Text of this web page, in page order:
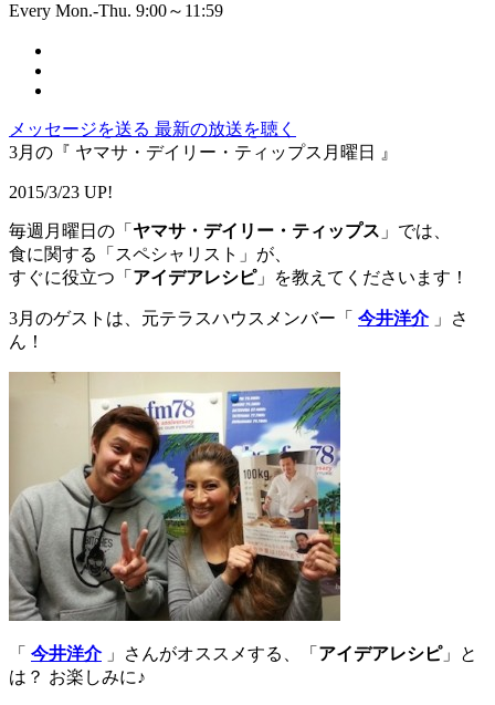
Every Mon.-Thu. 9:00～11:59
メッセージを送る 最新の放送を聴く
3月の『 ヤマサ・デイリー・ティップス月曜日 』
2015/3/23 UP!
毎週月曜日の「 ヤマサ・デイリー・ティップス 」では、
食に関する「スペシャリスト」が、
すぐに役立つ「 アイデアレシピ」を教えてくださいます！
3月のゲストは、元テラスハウスメンバー「 今井洋介」さ
ん！
「 今井洋介」さんがオススメする、「 アイデアレシピ」と
は？ お楽しみに♪